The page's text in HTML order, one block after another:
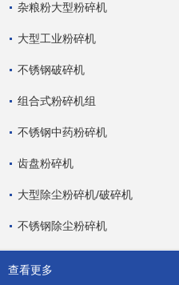
杂粮粉大型粉碎机
大型工业粉碎机
不锈钢破碎机
组合式粉碎机组
不锈钢中药粉碎机
齿盘粉碎机
大型除尘粉碎机/破碎机
不锈钢除尘粉碎机
查看更多